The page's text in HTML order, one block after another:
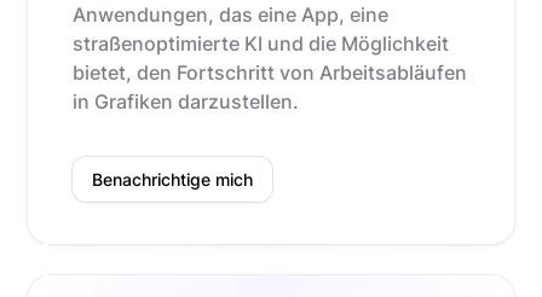
Anwendungen, das eine App, eine
straßenoptimierte KI und die Möglichkeit
bietet, den Fortschritt von Arbeitsabläufen
in Grafiken darzustellen.
Benachrichtige mich